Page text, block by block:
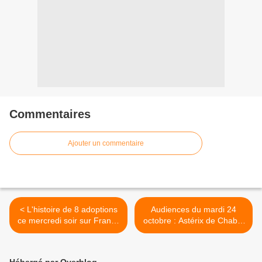
Commentaires
Ajouter un commentaire
< L'histoire de 8 adoptions
ce mercredi soir sur France
5.
Audiences du mardi 24
octobre : Astérix de Chabat
bat de peu Capitaine